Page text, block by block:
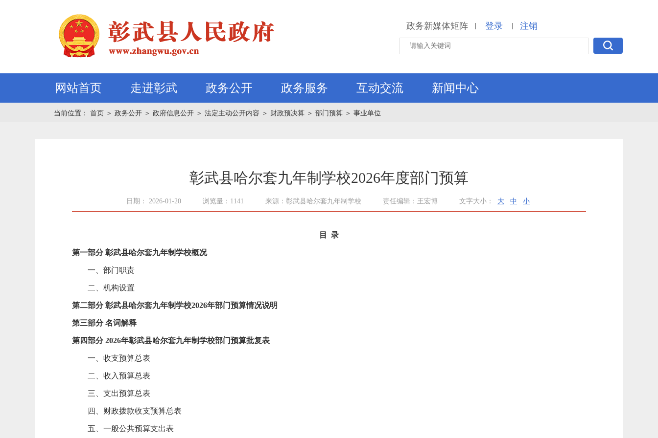
政务新媒体矩阵 | 登录 | 注销
网站首页 走进彰武 政务公开 政务服务 互动交流 新闻中心
当前位置： 首页 ＞ 政务公开 ＞ 政府信息公开 ＞ 法定主动公开内容 ＞ 财政预决算 ＞ 部门预算 ＞ 事业单位
彰武县哈尔套九年制学校2026年度部门预算
日期： 2026-01-20 浏览量：1141 来源：彰武县哈尔套九年制学校 责任编辑：王宏博 文字大小： 大 中 小
目 录
第一部分 彰武县哈尔套九年制学校概况
一、部门职责
二、机构设置
第二部分 彰武县哈尔套九年制学校2026年部门预算情况说明
第三部分 名词解释
第四部分 2026年彰武县哈尔套九年制学校部门预算批复表
一、收支预算总表
二、收入预算总表
三、支出预算总表
四、财政拨款收支预算总表
五、一般公共预算支出表